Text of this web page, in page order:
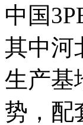
中国
其中河
生产基
势，配